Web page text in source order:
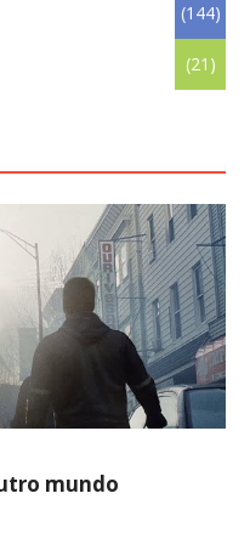
(144)
(21)
mundo